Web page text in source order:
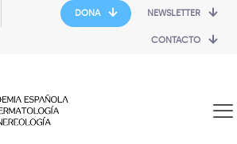
DONA NEWSLETTER
CONTACTO